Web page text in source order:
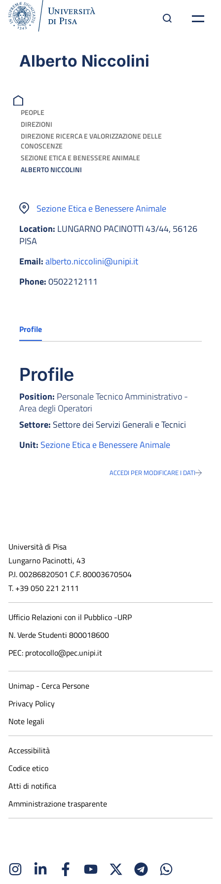
Alberto Niccolini
PEOPLE
DIREZIONI
DIREZIONE RICERCA E VALORIZZAZIONE DELLE
CONOSCENZE
SEZIONE ETICA E BENESSERE ANIMALE
ALBERTO NICCOLINI
Sezione Etica e Benessere Animale
Location: LUNGARNO PACINOTTI 43/44, 56126
PISA
Email:alberto.niccolini@unipi.it
Phone:0502212111
Profile
Profile
Position: Personale Tecnico Amministrativo -
Area degli Operatori
Settore: Settore dei Servizi Generali e Tecnici
Unit: Sezione Etica e Benessere Animale
ACCEDI PER MODIFICARE I DATI
Università di Pisa
Lungarno Pacinotti, 43
P.I. 00286820501 C.F. 80003670504
T. +39 050 221 2111
Ufficio Relazioni con il Pubblico -URP
N. Verde Studenti 800018600​
PEC: protocollo@pec.unipi.it
Unimap - Cerca Persone
Privacy Policy
Note legali
Accessibilità
Codice etico
Atti di notifica
Amministrazione trasparente